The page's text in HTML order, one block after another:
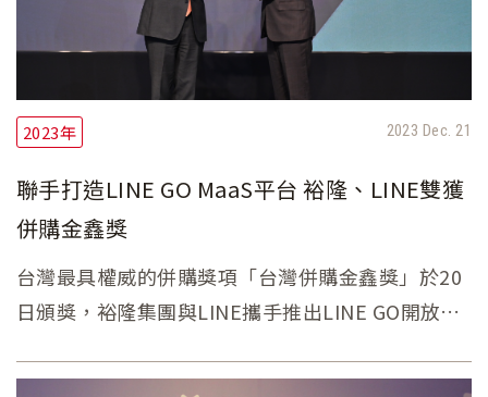
2023年 2023 Dec. 21
聯手打造LINE GO MaaS平台 裕隆、LINE雙獲
併購金鑫獎
台灣最具權威的併購獎項「台灣併購金鑫獎」於20
日頒獎，裕隆集團與LINE攜手推出LINE GO開放式
線上平台技術資源，帶動MaaS移動服務及產業價值